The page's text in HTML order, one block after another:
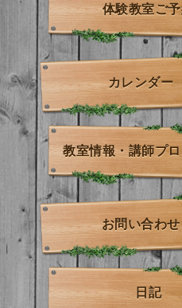
体験教室ご
カレンダー
教室情報・講師プ
お問い合わせ
日記